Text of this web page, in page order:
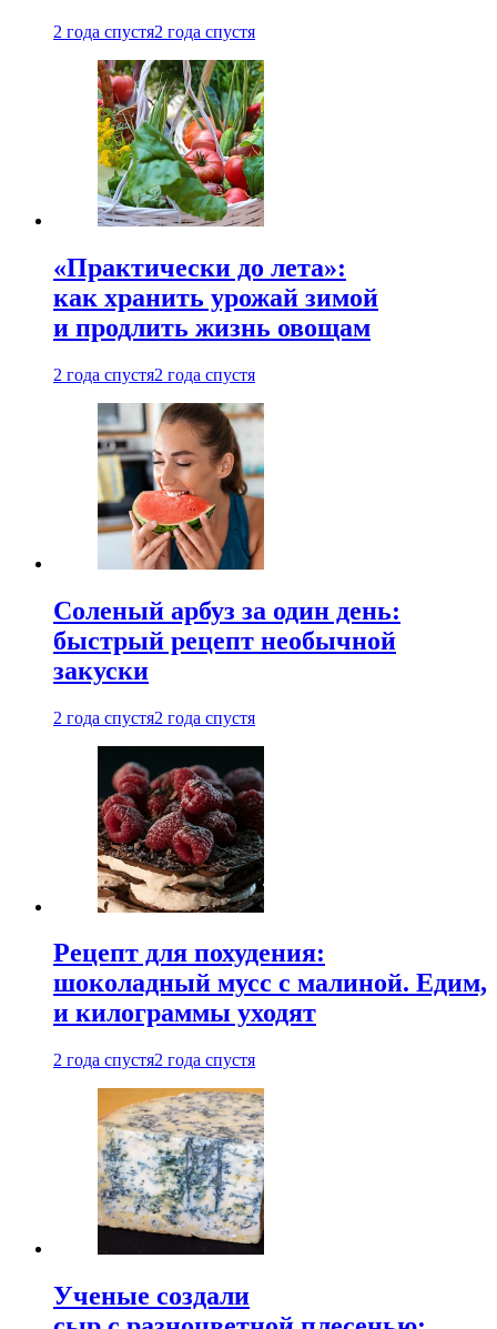
2 года спустя2 года спустя
«Практически до лета»:
как хранить урожай зимой
и продлить жизнь овощам
2 года спустя2 года спустя
Соленый арбуз за один день:
быстрый рецепт необычной
закуски
2 года спустя2 года спустя
Рецепт для похудения:
шоколадный мусс с малиной. Едим,
и килограммы уходят
2 года спустя2 года спустя
Ученые создали